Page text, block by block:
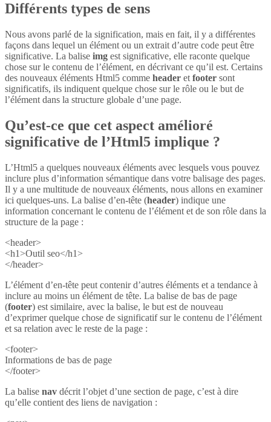
Différents types de sens
Nous avons parlé de la signification, mais en fait, il y a différentes
façons dans lequel un élément ou un extrait d’autre code peut être
significative. La balise img est significative, elle raconte quelque
chose sur le contenu de l’élément, en décrivant ce qu’il est. Certains
des nouveaux éléments Html5 comme header et footer sont
significatifs, ils indiquent quelque chose sur le rôle ou le but de
l’élément dans la structure globale d’une page.
Qu’est-ce que cet aspect amélioré
significative de l’Html5 implique ?
L’Html5 a quelques nouveaux éléments avec lesquels vous pouvez
inclure plus d’information sémantique dans votre balisage des pages.
Il y a une multitude de nouveaux éléments, nous allons en examiner
ici quelques-uns. La balise d’en-tête (header) indique une
information concernant le contenu de l’élément et de son rôle dans la
structure de la page :
<header>
<h1>Outil seo</h1>
</header>
L’élément d’en-tête peut contenir d’autres éléments et a tendance à
inclure au moins un élément de tête. La balise de bas de page
(footer) est similaire, avec la balise, le but est de nouveau
d’exprimer quelque chose de significatif sur le contenu de l’élément
et sa relation avec le reste de la page :
<footer>
Informations de bas de page
</footer>
La balise nav décrit l’objet d’une section de page, c’est à dire
qu’elle contient des liens de navigation :